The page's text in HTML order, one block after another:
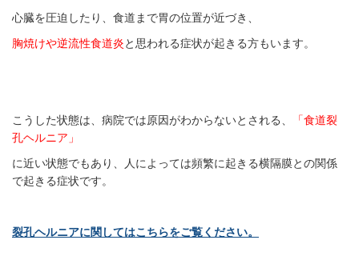
心臓を圧迫したり、食道まで胃の位置が近づき、
胸焼けや逆流性食道炎と思われる症状が起きる方もいます。
こうした状態は、病院では原因がわからないとされる、
「食道裂
孔ヘルニア」
に近い状態でもあり、人によっては頻繁に起きる横隔膜との関係
で起きる症状です。
裂孔ヘルニアに関してはこちらをご覧ください。